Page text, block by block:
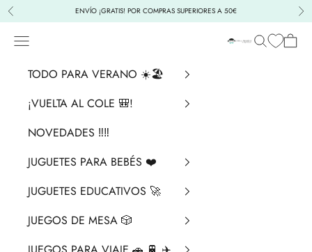
Ir al contenido
Anterior ENVÍO ¡GRATIS! POR COMPRAS SUPERIORES A 50€
La Chata
Menú BuscarCesta
TODO PARA VERANO ☀️🏖️
¡VUELTA AL COLE 🎒!
NOVEDADES ‼️​‼️​
JUGUETES PARA BEBÉS ❤️​
JUGUETES EDUCATIVOS 🚀
JUEGOS DE MESA 🎲